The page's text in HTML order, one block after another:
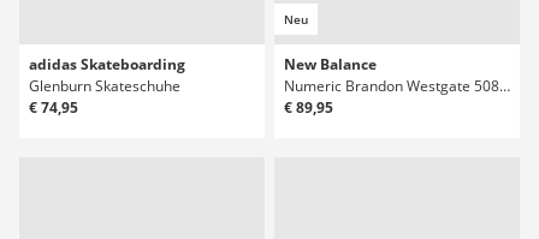
adidas Skateboarding
Glenburn Skateschuhe
€ 74,95
Neu
New Balance
Numeric Brandon Westgate 508 Skateschuhe
€ 89,95